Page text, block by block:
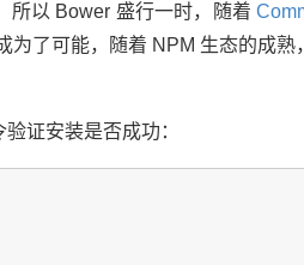
所以 Bower 盛行一时，随着
为了可能，随着 NPM 生态的成熟
证安装是否成功：